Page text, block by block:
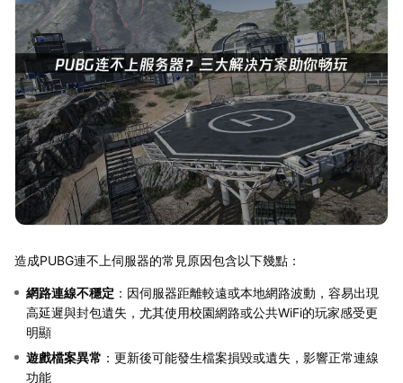
造成PUBG連不上伺服器的常見原因包含以下幾點：
網路連線不穩定 ：因伺服器距離較遠或本地網路波動，容易出現
高延遲與封包遺失，尤其使用校園網路或公共WiFi的玩家感受更
明顯
遊戲檔案異常 ：更新後可能發生檔案損毀或遺失，影響正常連線
功能